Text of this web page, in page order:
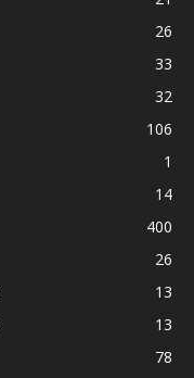
26
33
32
106
1
14
400
26
13
13
78